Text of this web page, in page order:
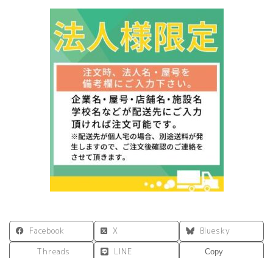
Facebook X
Bluesky
Threads
LINE Copy